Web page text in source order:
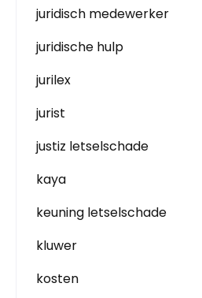
juridisch medewerker
juridische hulp
jurilex
jurist
justiz letselschade
kaya
keuning letselschade
kluwer
kosten